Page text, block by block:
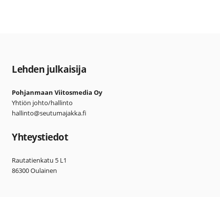
Lehden julkaisija
Pohjanmaan Viitosmedia Oy
Yhtiön johto/hallinto
hallinto@seutumajakka.fi
Yhteystiedot
Rautatienkatu 5 L1
86300 Oulainen